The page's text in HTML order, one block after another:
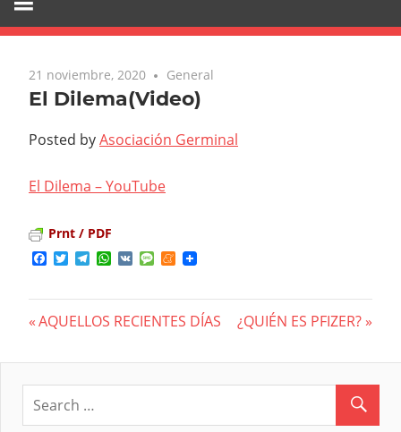
21 noviembre, 2020 General
El Dilema(Video)
Posted byAsociación Germinal
El Dilema – YouTube
Prnt / PDF
Facebook
TwitterTelegram
WhatsApp
VK MessageMeneame
de
entradas
Previous
AQUELLOS RECIENTES DÍAS
Next
¿QUIÉN ES PFIZER?